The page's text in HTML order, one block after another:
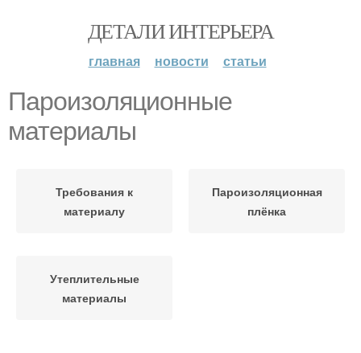
ДЕТАЛИ ИНТЕРЬЕРА
главная новости статьи
Пароизоляционные
материалы
Требования к
материалу
Пароизоляционная
плёнка
Утеплительные
материалы